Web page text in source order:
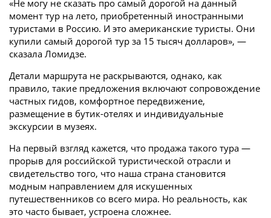
«Не могу не сказать про самый дорогой на данный
момент тур на лето, приобретенный иностранными
туристами в Россию. И это американские туристы. Они
купили самый дорогой тур за 15 тысяч долларов», —
сказала Ломидзе.
Детали маршрута не раскрываются, однако, как
правило, такие предложения включают сопровождение
частных гидов, комфортное передвижение,
размещение в бутик-отелях и индивидуальные
экскурсии в музеях.
На первый взгляд кажется, что продажа такого тура —
прорыв для российской туристической отрасли и
свидетельство того, что наша страна становится
модным направлением для искушенных
путешественников со всего мира. Но реальность, как
это часто бывает, устроена сложнее.